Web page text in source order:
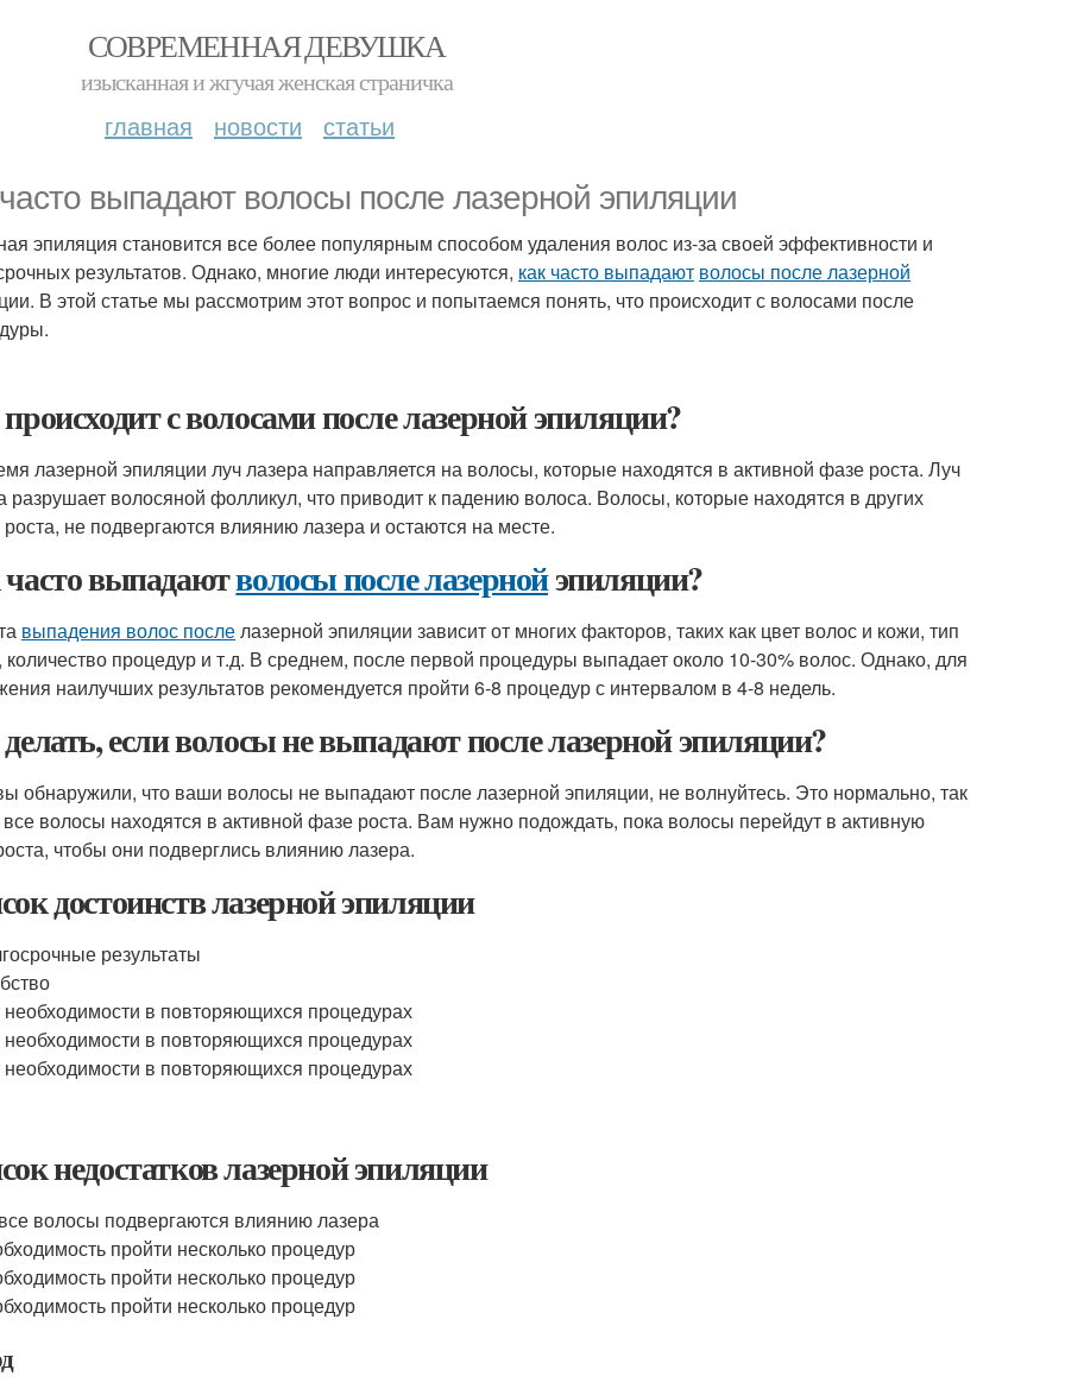
СОВРЕМЕННАЯ ДЕВУШКА
изысканная и жгучая женская страничка
главная новости статьи
выпадают волосы после лазерной эпиляции
эпиляция становится все более популярным способом удаления волос из-за своей эффективности и
результатов. Однако, многие люди интересуются, как часто выпадают волосы после лазерной
В этой статье мы рассмотрим этот вопрос и попытаемся понять, что происходит с волосами после
с волосами после лазерной эпиляции?
лазерной эпиляции луч лазера направляется на волосы, которые находятся в активной фазе роста. Луч
разрушает волосяной фолликул, что приводит к падению волоса. Волосы, которые находятся в других
не подвергаются влиянию лазера и остаются на месте.
выпадаютволосы после лазернойэпиляции?
выпадения волос послелазерной эпиляции зависит от многих факторов, таких как цвет волос и кожи, тип
количество процедур и т.д. В среднем, после первой процедуры выпадает около 10-30% волос. Однако, для
наилучших результатов рекомендуется пройти 6-8 процедур с интервалом в 4-8 недель.
если волосы не выпадают после лазерной эпиляции?
обнаружили, что ваши волосы не выпадают после лазерной эпиляции, не волнуйтесь. Это нормально, так
все волосы находятся в активной фазе роста. Вам нужно подождать, пока волосы перейдут в активную
чтобы они подверглись влиянию лазера.
достоинств лазерной эпиляции
результаты
необходимости в повторяющихся процедурах
необходимости в повторяющихся процедурах
необходимости в повторяющихся процедурах
недостатков лазерной эпиляции
волосы подвергаются влиянию лазера
пройти несколько процедур
пройти несколько процедур
пройти несколько процедур